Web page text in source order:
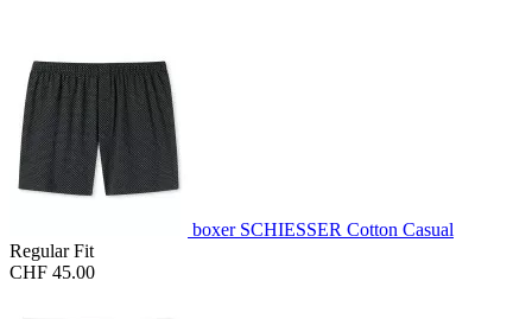
boxer SCHIESSER Cotton Casual
Regular Fit
CHF 45.00